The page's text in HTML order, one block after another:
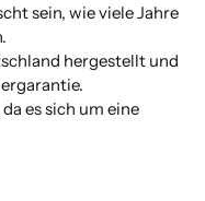
sein, wie viele Jahre
hergestellt und
es sich um eine